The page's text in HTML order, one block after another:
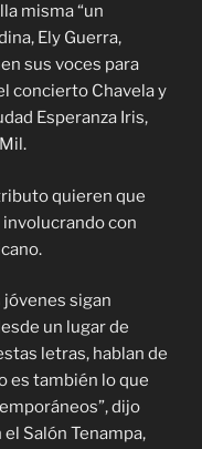
misma “un
Ely Guerra,
sus voces para
concierto Chavela y
Esperanza Iris,
quieren que
con
jóvenes sigan
un lugar de
letras, hablan de
es también lo que
dijo
Salón Tenampa,